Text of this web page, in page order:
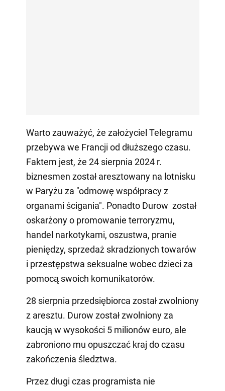
Warto zauważyć, że założyciel Telegramu
przebywa we Francji od dłuższego czasu.
Faktem jest, że 24 sierpnia 2024 r.
biznesmen został aresztowany na lotnisku
w Paryżu za "odmowę współpracy z
organami ścigania". Ponadto Durow został
oskarżony o promowanie terroryzmu,
handel narkotykami, oszustwa, pranie
pieniędzy, sprzedaż skradzionych towarów
i przestępstwa seksualne wobec dzieci za
pomocą swoich komunikatorów.
28 sierpnia przedsiębiorca został zwolniony
z aresztu. Durow został zwolniony za
kaucją w wysokości 5 milionów euro, ale
zabroniono mu opuszczać kraj do czasu
zakończenia śledztwa.
Przez długi czas programista nie